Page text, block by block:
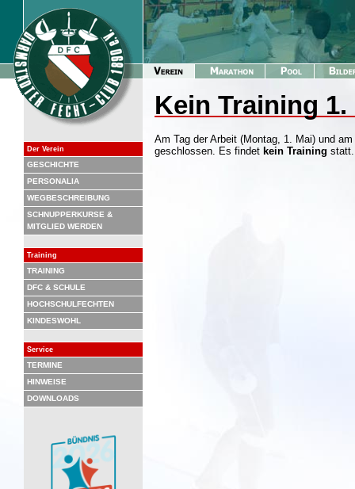
Der Verein
GESCHICHTE
PERSONALIA
WEGBESCHREIBUNG
SCHNUPPERKURSE &
MITGLIED WERDEN
Training
TRAINING
DFC & SCHULE
HOCHSCHULFECHTEN
KINDESWOHL
Service
TERMINE
HINWEISE
DOWNLOADS
Kein Training 1.
Am Tag der Arbeit (Montag, 1. Mai) und
geschlossen. Es findet kein Training statt.